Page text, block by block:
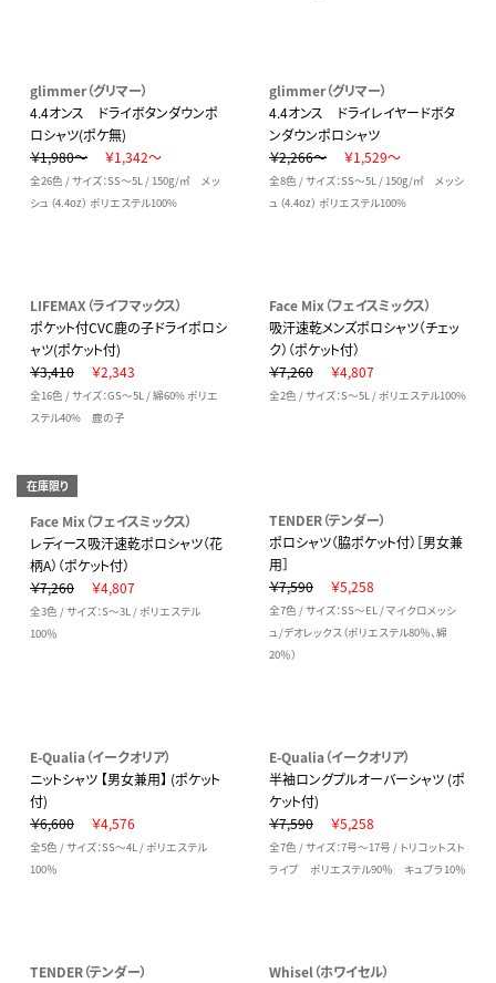
glimmer（グリマー）
4.4オンス ドライボタンダウンポ
ロシャツ(ポケ無)
￥1,980～
￥1,342～
全26色 / サイズ：SS～5L / 150g/㎡ メッ
シュ（4.4oz） ポリエステル100%
glimmer（グリマー）
4.4オンス ドライレイヤードボタ
ンダウンポロシャツ
￥2,266～
￥1,529～
全8色 / サイズ：SS～5L / 150g/㎡ メッシ
ュ（4.4oz） ポリエステル100%
LIFEMAX（ライフマックス）
ポケット付CVC鹿の子ドライポロシ
ャツ(ポケット付)
￥3,410
￥2,343
全16色 / サイズ：GS～5L / 綿60% ポリエ
ステル40% 鹿の子
Face Mix（フェイスミックス）
吸汗速乾メンズポロシャツ（チェッ
ク）（ポケット付）
￥7,260
￥4,807
全2色 / サイズ：S～5L / ポリエステル100%
在庫限り
Face Mix（フェイスミックス）
レディース吸汗速乾ポロシャツ（花
柄A）（ポケット付）
￥7,260
￥4,807
全3色 / サイズ：S～3L / ポリエステル
100％
TENDER（テンダー）
ポロシャツ（脇ポケット付）［男女兼
用］
￥7,590
￥5,258
全7色 / サイズ：SS～EL / マイクロメッシ
ュ/デオレックス（ポリエステル80％、綿
20％）
E-Qualia（イークオリア）
ニットシャツ 【男女兼用】 (ポケット
付)
￥6,600
￥4,576
全5色 / サイズ：SS～4L / ポリエステル
100％
E-Qualia（イークオリア）
半袖ロングプルオーバーシャツ (ポ
ケット付)
￥7,590
￥5,258
全7色 / サイズ：7号～17号 / トリコットスト
ライプ ポリエステル90％ キュプラ10％
TENDER（テンダー）
Whisel（ホワイセル）